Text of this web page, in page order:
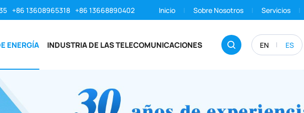
+86 13608965318 +86 13668890402 Inicio Sobre Nosotros Servicios
ENERGÍA INDUSTRIA DE LAS TELECOMUNICACIONES EN ES